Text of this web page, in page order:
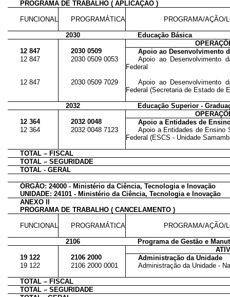
PROGRAMA DE TRABALHO ( APLICAÇÃO )
FUNCIONAL PROGRAMÁTICA PROGRAMA/AÇÃO/
2030
Educação Básica
12 847
2030 0509
Apoio ao Desenvolvimento
12 847
2030 0509 0053
Apoio ao Desenvolvimento
Federal
12 847
2030 0509 7029
Apoio ao Desenvolvimento
Federal (Secretaria de Estado de
2032
Educação Superior -
12 364
2032 0048
Apoio a Entidades de
12 364
2032 0048 7123
Apoio a Entidades de Ensino
Federal (ESCS - Unidade
TOTAL – FISCAL
TOTAL – SEGURIDADE
TOTAL - GERAL
ÓRGÃO: 24000 - Ministério da Ciência, Tecnologia e Inovação
UNIDADE: 24101 - Ministério da Ciência, Tecnologia e Inovação
ANEXO II
PROGRAMA DE TRABALHO ( CANCELAMENTO )
FUNCIONAL PROGRAMÁTICA PROGRAMA/AÇÃO/
2106
Programa de Gestão e
19 122
2106 2000
Administração da Unidade
19 122
2106 2000 0001 Administração da Unidade -
TOTAL – FISCAL
TOTAL – SEGURIDADE